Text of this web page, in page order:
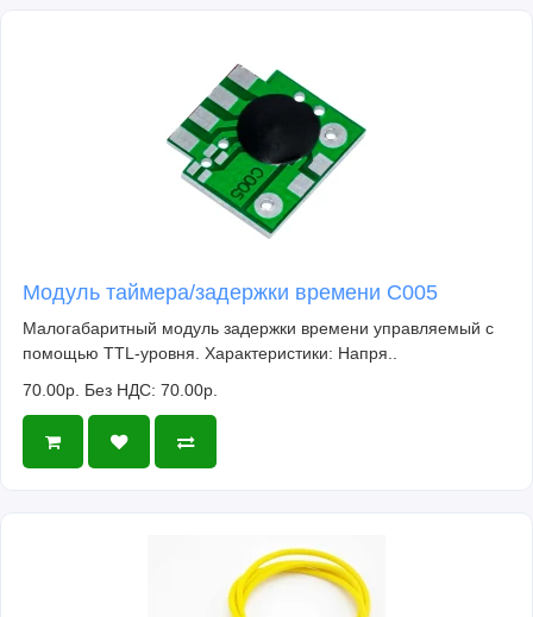
Модуль таймера/задержки времени C005
Малогабаритный модуль задержки времени управляемый с
помощью TTL-уровня. Характеристики: Напря..
70.00р. Без НДС: 70.00р.